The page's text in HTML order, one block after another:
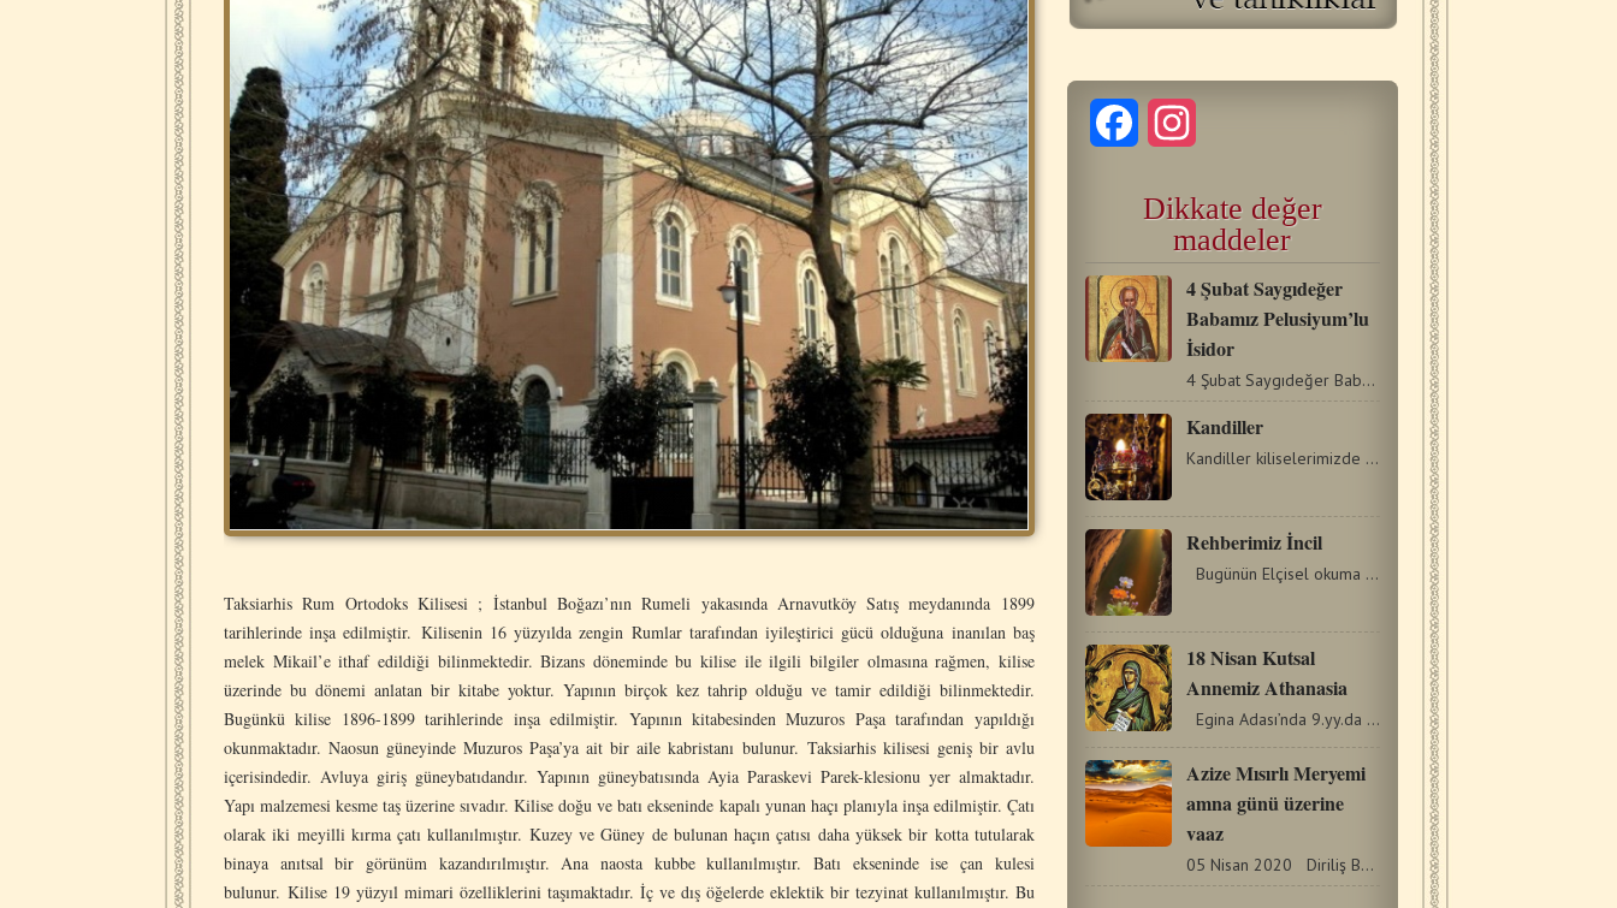
Taksiarhis Rum Ortodoks Kilisesi ; İstanbul Boğazı’nın Rumeli yakasında Arnavutköy Satış meydanında 1899
tarihlerinde inşa edilmiştir. Kilisenin 16 yüzyılda zengin Rumlar tarafından iyileştirici gücü olduğuna inanılan baş
melek Mikail’e ithaf edildiği bilinmektedir. Bizans döneminde bu kilise ile ilgili bilgiler olmasına rağmen, kilise
üzerinde bu dönemi anlatan bir kitabe yoktur. Yapının birçok kez tahrip olduğu ve tamir edildiği bilinmektedir.
Bugünkü kilise 1896-1899 tarihlerinde inşa edilmiştir. Yapının kitabesinden Muzuros Paşa tarafından yapıldığı
okunmaktadır. Naosun güneyinde Muzuros Paşa’ya ait bir aile kabristanı bulunur. Taksiarhis kilisesi geniş bir avlu
içerisindedir. Avluya giriş güneybatıdandır. Yapının güneybatısında Ayia Paraskevi Parek-klesionu yer almaktadır.
Yapı malzemesi kesme taş üzerine sıvadır. Kilise doğu ve batı ekseninde kapalı yunan haçı planıyla inşa edilmiştir. Çatı
olarak iki meyilli kırma çatı kullanılmıştır. Kuzey ve Güney de bulunan haçın çatısı daha yüksek bir kotta tutularak
binaya anıtsal bir görünüm kazandırılmıştır. Ana naosta kubbe kullanılmıştır. Batı ekseninde ise çan kulesi
bulunur. Kilise 19 yüzyıl mimari özelliklerini taşımaktadır. İç ve dış öğelerde eklektik bir tezyinat kullanılmıştır. Bu
Facebook
Dikkate değer
maddeler
4 Şubat Saygıdeğer
Babamız Pelusiyum’lu
İsidor
4 Şubat Saygıdeğer Babamız Pelusiyum’lu İsidor Apolytikion.…
Kandiller
Kandiller kiliselerimizde genellikle “Güzel Kapı” ve Kutsal…
Rehberimiz İncil
Bugünün Elçisel okuma pasajı, tüm Kutsal Kitap gibi,…
18 Nisan Kutsal
Annemiz Athanasia
Egina Adası’nda 9.yy.da zengin ve seçkin bir ailede…
Azize Mısırlı Meryemi
amna günü üzerine
vaaz
05 Nisan 2020 Diriliş Bayramı öncesi Büyük Oruç Döneminin…